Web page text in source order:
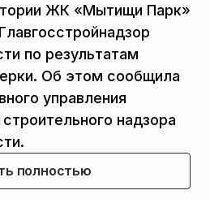
ЖК «Мытищи Парк»
по результатам
Об этом сообщила
управления
надзора
полностью